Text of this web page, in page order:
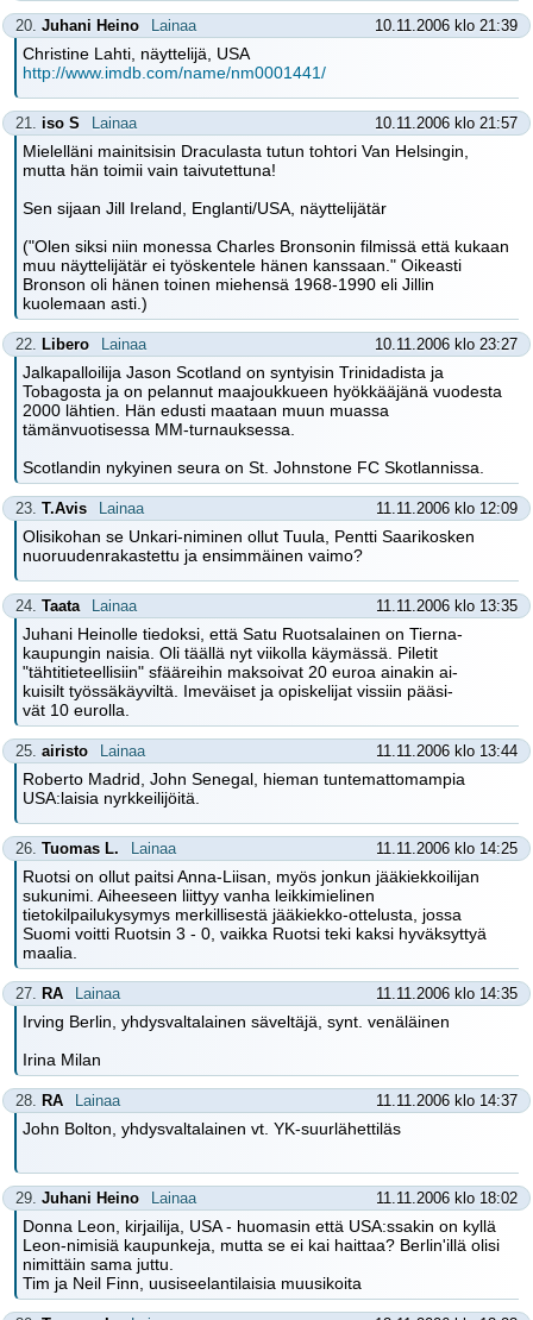
20. Juhani Heino Lainaa 10.11.2006 klo 21:39
Christine Lahti, näyttelijä, USA
http://www.imdb.com/name/nm0001441/
21. iso S Lainaa 10.11.2006 klo 21:57
Mielelläni mainitsisin Draculasta tutun tohtori Van Helsingin,
mutta hän toimii vain taivutettuna!
Sen sijaan Jill Ireland, Englanti/USA, näyttelijätär
("Olen siksi niin monessa Charles Bronsonin filmissä että kukaan
muu näyttelijätär ei työskentele hänen kanssaan." Oikeasti
Bronson oli hänen toinen miehensä 1968-1990 eli Jillin
kuolemaan asti.)
22. Libero Lainaa 10.11.2006 klo 23:27
Jalkapalloilija Jason Scotland on syntyisin Trinidadista ja
Tobagosta ja on pelannut maajoukkueen hyökkääjänä vuodesta
2000 lähtien. Hän edusti maataan muun muassa
tämänvuotisessa MM-turnauksessa.
Scotlandin nykyinen seura on St. Johnstone FC Skotlannissa.
23. T.Avis Lainaa 11.11.2006 klo 12:09
Olisikohan se Unkari-niminen ollut Tuula, Pentti Saarikosken
nuoruudenrakastettu ja ensimmäinen vaimo?
24. Taata Lainaa 11.11.2006 klo 13:35
Juhani Heinolle tiedoksi, että Satu Ruotsalainen on Tierna-
kaupungin naisia. Oli täällä nyt viikolla käymässä. Piletit
"tähtitieteellisiin" sfääreihin maksoivat 20 euroa ainakin ai-
kuisilt työssäkäyviltä. Imeväiset ja opiskelijat vissiin pääsi-
vät 10 eurolla.
25. airisto Lainaa 11.11.2006 klo 13:44
Roberto Madrid, John Senegal, hieman tuntemattomampia
USA:laisia nyrkkeilijöitä.
26. Tuomas L. Lainaa 11.11.2006 klo 14:25
Ruotsi on ollut paitsi Anna-Liisan, myös jonkun jääkiekkoilijan
sukunimi. Aiheeseen liittyy vanha leikkimielinen
tietokilpailukysymys merkillisestä jääkiekko-ottelusta, jossa
Suomi voitti Ruotsin 3 - 0, vaikka Ruotsi teki kaksi hyväksyttyä
maalia.
27. RA Lainaa 11.11.2006 klo 14:35
Irving Berlin, yhdysvaltalainen säveltäjä, synt. venäläinen
Irina Milan
28. RA Lainaa 11.11.2006 klo 14:37
John Bolton, yhdysvaltalainen vt. YK-suurlähettiläs
29. Juhani Heino Lainaa 11.11.2006 klo 18:02
Donna Leon, kirjailija, USA - huomasin että USA:ssakin on kyllä
Leon-nimisiä kaupunkeja, mutta se ei kai haittaa? Berlin'illä olisi
nimittäin sama juttu.
Tim ja Neil Finn, uusiseelantilaisia muusikoita